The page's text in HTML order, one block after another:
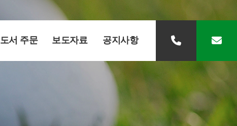
도서 주문 보도자료 공지사항